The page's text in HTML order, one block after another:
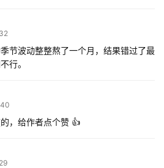
节波动整整熬了一个月，结果错过了最
行。
，给作者点个赞 👍